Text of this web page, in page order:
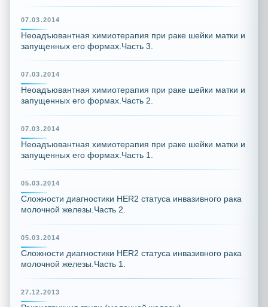
07.03.2014
Неоадъювантная химиотерапия при раке шейки матки и
запущенных его формах.Часть 3.
07.03.2014
Неоадъювантная химиотерапия при раке шейки матки и
запущенных его формах.Часть 2.
07.03.2014
Неоадъювантная химиотерапия при раке шейки матки и
запущенных его формах.Часть 1.
05.03.2014
Сложности диагностики HER2 статуса инвазивного рака
молочной железы.Часть 2.
05.03.2014
Сложности диагностики HER2 статуса инвазивного рака
молочной железы.Часть 1.
27.12.2013